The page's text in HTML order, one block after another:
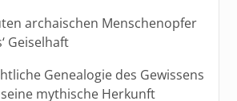
archaischen Menschenopfer
Geiselhaft
Genealogie des Gewissens
mythische Herkunft